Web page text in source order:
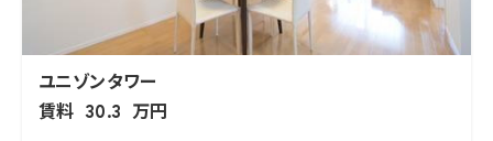
ユニゾンタワー
賃料 30.3 万円